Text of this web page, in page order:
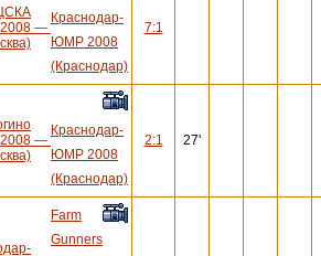
2008 —
Краснодар-
ЮМР 2008
(Краснодар)
7:1
2008 —
Краснодар-
ЮМР 2008
(Краснодар)
2:1 27'
Farm
Gunners